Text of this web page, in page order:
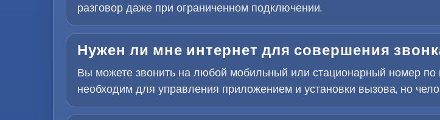
разговор даже при ограниченном подключении.
Нужен ли мне интернет для совершения
Вы можете звонить на любой мобильный или стационарный номер
необходим для управления приложением и установки вызова, но